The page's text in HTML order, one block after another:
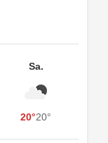
Sa.
20°20°